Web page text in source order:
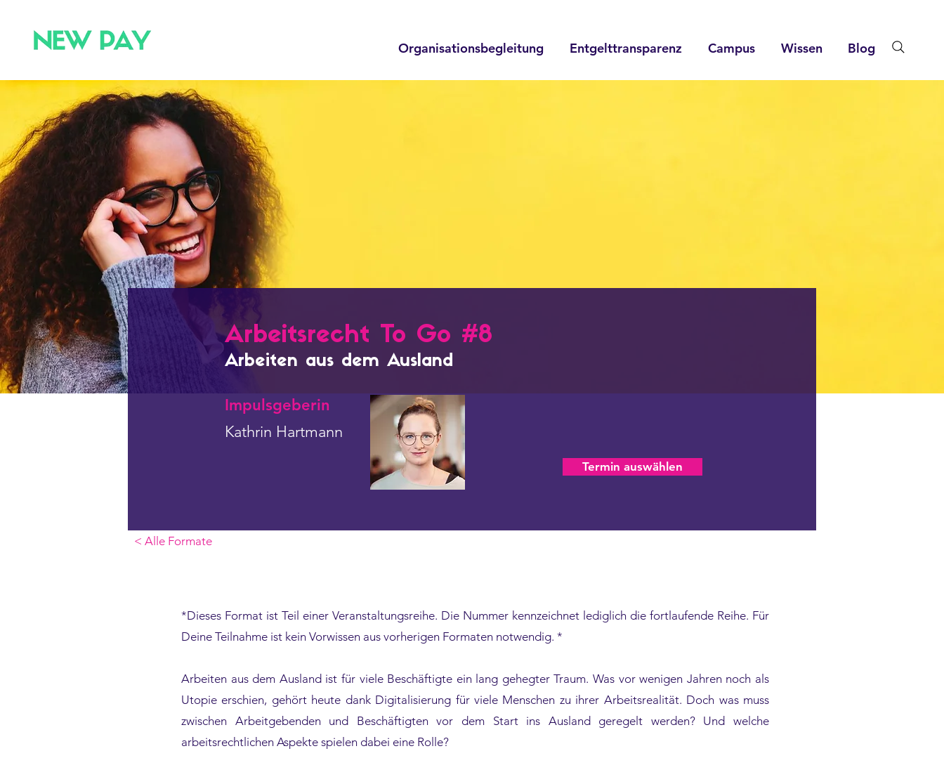
Organisationsbegleitung Entgelttransparenz Campus Wissen Blog
Arbeitsrecht To Go #8
Arbeiten aus dem Ausland
Impulsgeberin
Kathrin Hartmann
Termin auswählen
< Alle Formate
*Dieses Format ist Teil einer Veranstaltungsreihe. Die Nummer kennzeichnet lediglich die fortlaufende Reihe. Für
Deine Teilnahme ist kein Vorwissen aus vorherigen Formaten notwendig. *
Arbeiten aus dem Ausland ist für viele Beschäftigte ein lang gehegter Traum. Was vor wenigen Jahren noch als
Utopie erschien, gehört heute dank Digitalisierung für viele Menschen zu ihrer Arbeitsrealität. Doch was muss
zwischen Arbeitgebenden und Beschäftigten vor dem Start ins Ausland geregelt werden? Und welche
arbeitsrechtlichen Aspekte spielen dabei eine Rolle?